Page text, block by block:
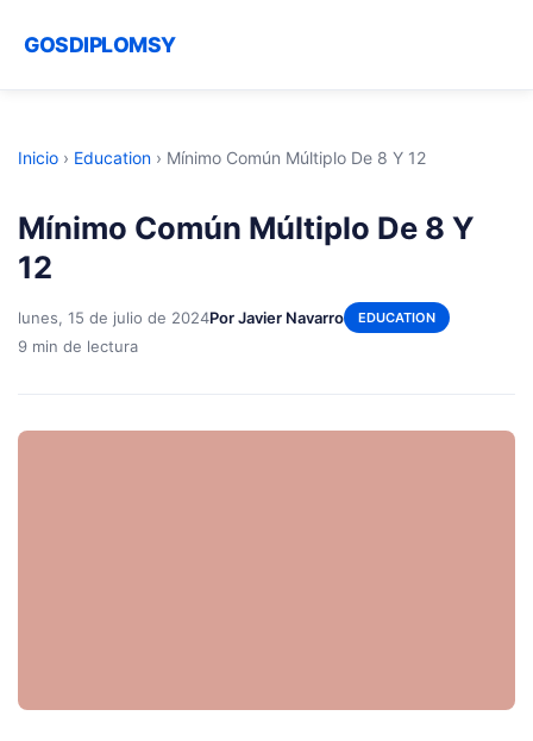
GOSDIPLOMSY
Inicio › Education › Mínimo Común Múltiplo De 8 Y 12
Mínimo Común Múltiplo De 8 Y
12
lunes, 15 de julio de 2024Por Javier Navarro EDUCATION
9 min de lectura